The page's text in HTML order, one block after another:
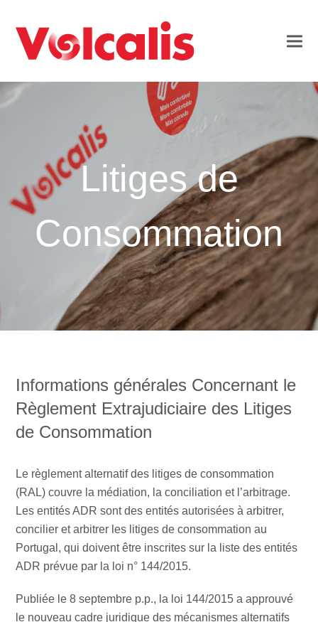
Litiges de
Consommation
Informations générales Concernant le
Règlement Extrajudiciaire des Litiges
de Consommation
Le règlement alternatif des litiges de consommation
(RAL) couvre la médiation, la conciliation et l’arbitrage.
Les entités ADR sont des entités autorisées à arbitrer,
concilier et arbitrer les litiges de consommation au
Portugal, qui doivent être inscrites sur la liste des entités
ADR prévue par la loi n° 144/2015.
Publiée le 8 septembre p.p., la loi 144/2015 a approuvé
le nouveau cadre juridique des mécanismes alternatifs